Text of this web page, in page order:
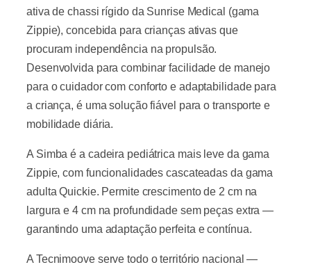
ativa de chassi rígido da Sunrise Medical (gama
Zippie), concebida para crianças ativas que
procuram independência na propulsão.
Desenvolvida para combinar facilidade de manejo
para o cuidador com conforto e adaptabilidade para
a criança, é uma solução fiável para o transporte e
mobilidade diária.
A Simba é a cadeira pediátrica mais leve da gama
Zippie, com funcionalidades cascateadas da gama
adulta Quickie. Permite crescimento de 2 cm na
largura e 4 cm na profundidade sem peças extra —
garantindo uma adaptação perfeita e contínua.
A Tecnimoove serve todo o território nacional —